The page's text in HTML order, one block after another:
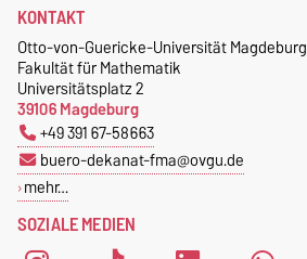
SOZIALE MEDIEN
KONTAKT
Otto-von-Guericke-Universität Magdeburg
Fakultät für Mathematik
Universitätsplatz 2
39106 Magdeburg
+49 391 67-58663
buero-dekanat-fma@ovgu.de
mehr…